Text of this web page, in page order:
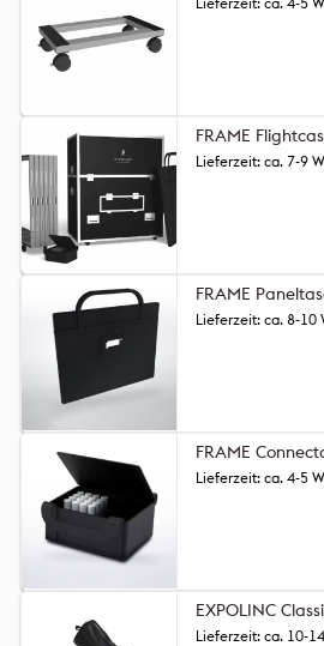
FRAME
Lieferzeit: ca. 7-9
FRAME
Lieferzeit: ca. 8-10
FRAME
Lieferzeit: ca. 4-5
EXPOLINC
Lieferzeit: ca. 10-